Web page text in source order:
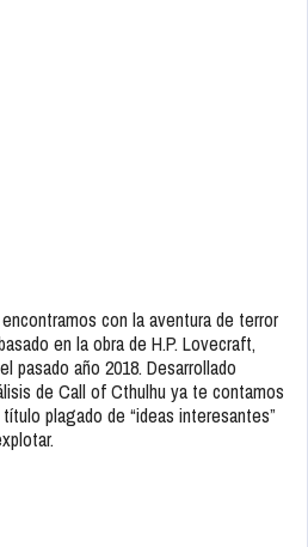
con la aventura de terror
en la obra de H.P. Lovecraft,
pasado año 2018. Desarrollado
de Call of Cthulhu ya te contamos
plagado de “ideas interesantes”